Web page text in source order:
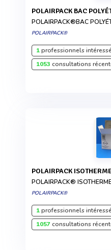
POLAIRPACK BAC
POLAIRPACK®BAC
POLAIRPACK®
1professionnels
1053 consultations
POLAIRPACK
POLAIRPACK®
POLAIRPACK®
1professionnels
1057consultations